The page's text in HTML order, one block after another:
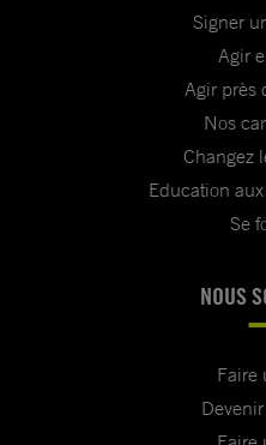
Signer
Agir
Agir près
Nos
Changez
Education
Se
NOUS
Faire